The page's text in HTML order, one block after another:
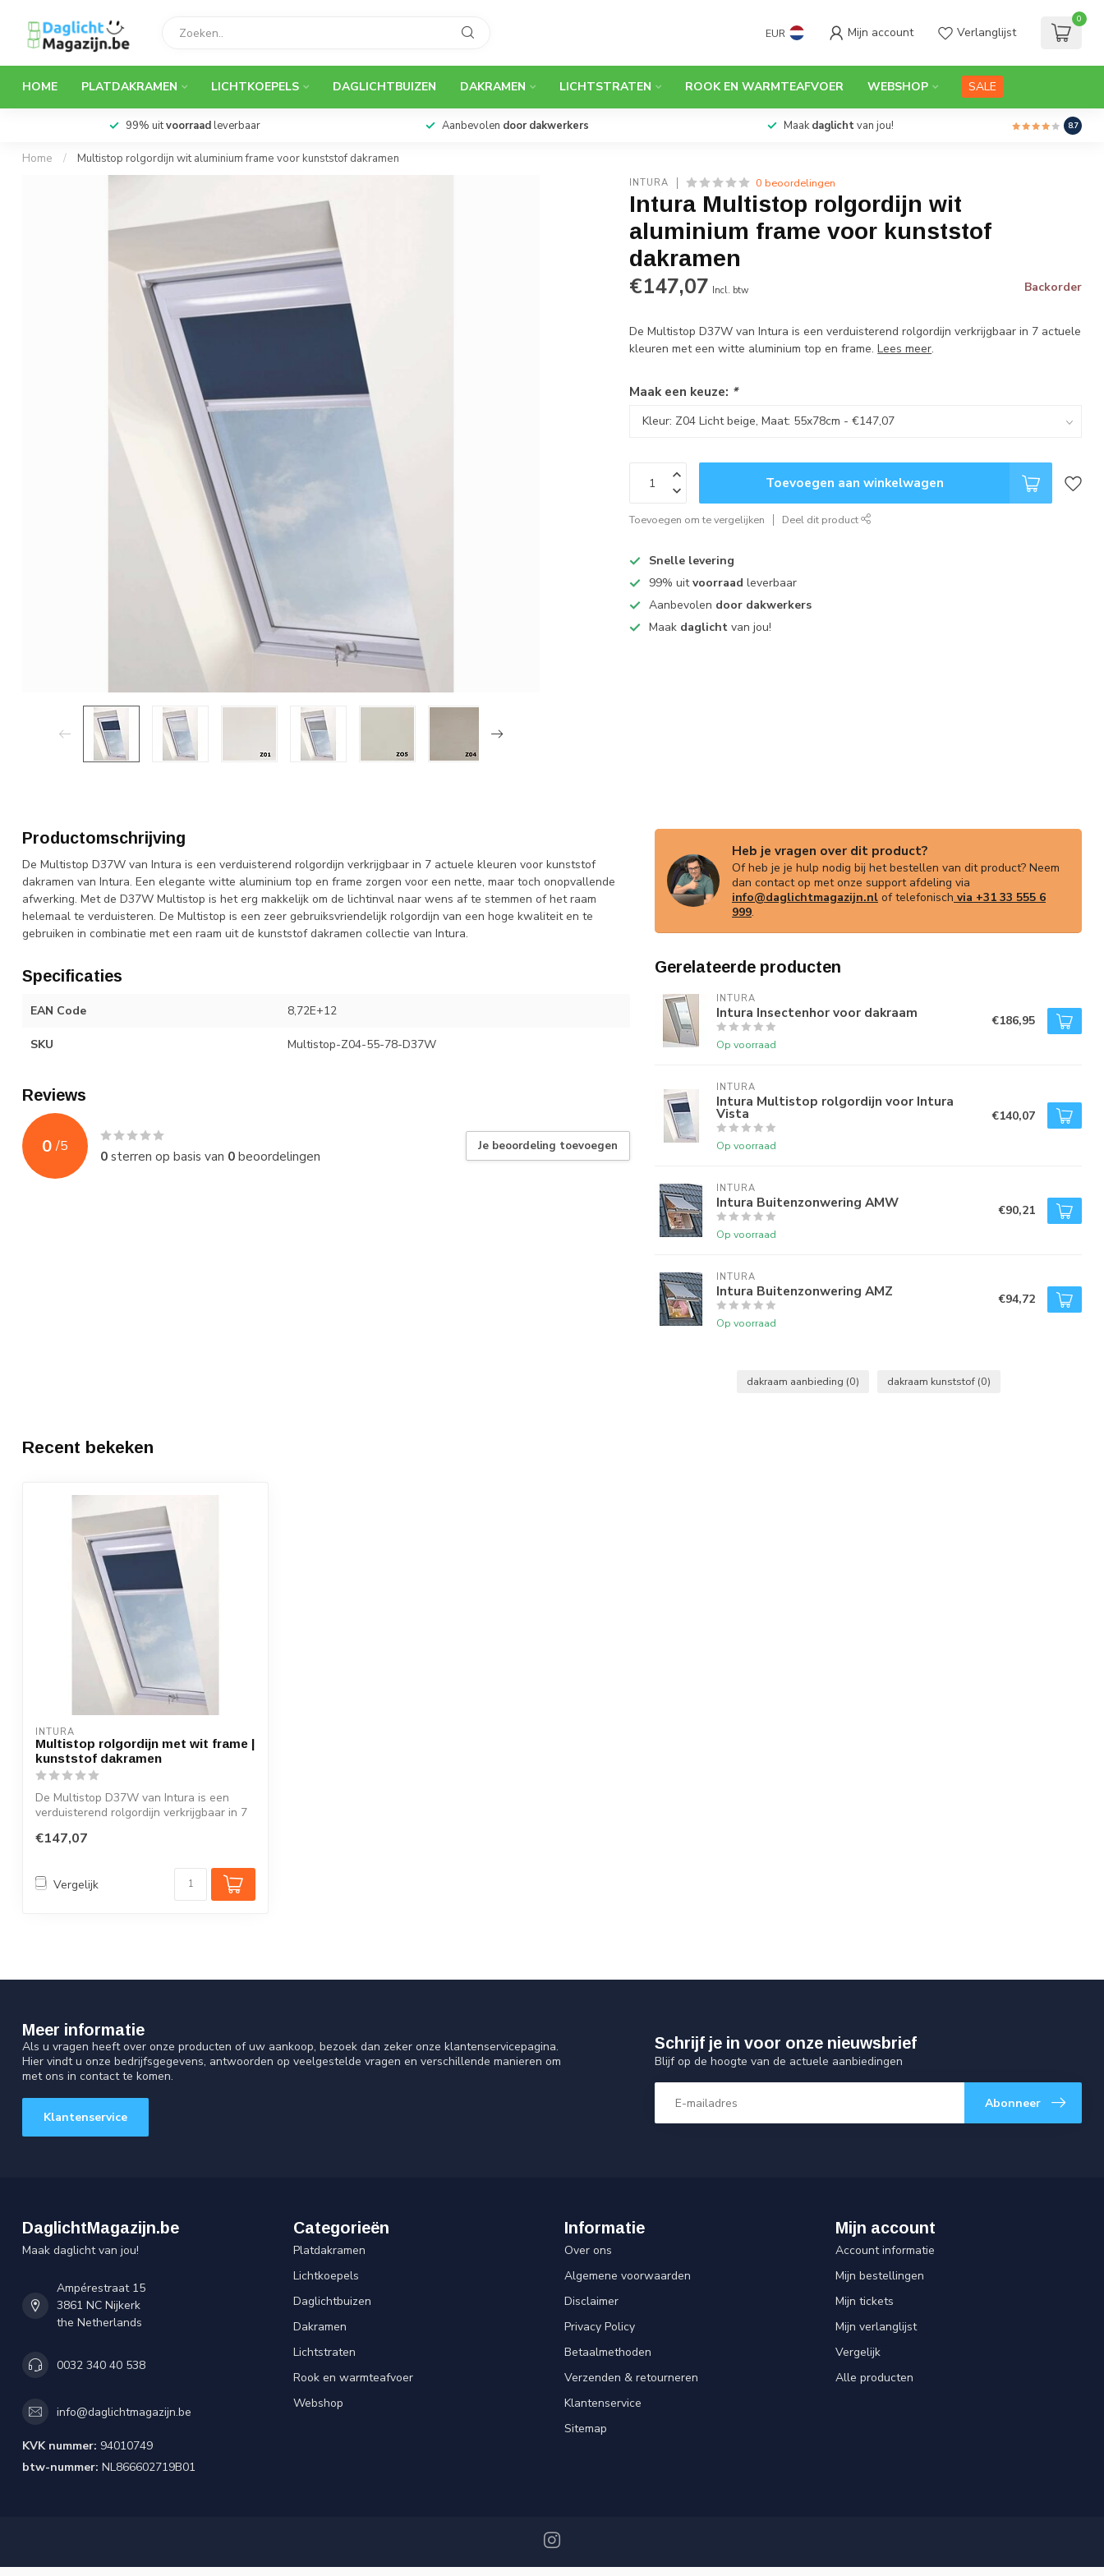
EUR Mijn account Verlanglijst
0
HOME PLATDAKRAMEN LICHTKOEPELS DAGLICHTBUIZEN DAKRAMEN LICHTSTRATEN ROOK EN WARMTEAFVOER WEBSHOP SALE
Snelle levering voorraadleverbaar door dakwerkers Maak 8.7
Home / Multistop rolgordijn wit aluminium frame voor kunststof dakramen
INTURA 0 beoordelingen
Intura Multistop rolgordijn wit
aluminium frame voor kunststof
dakramen
€147,07 Incl. btw Backorder
De Multistop D37W van Intura is een verduisterend rolgordijn verkrijgbaar in 7 actuele
kleuren met een witte aluminium top en frame.Lees meer.
Maak een keuze: *
Toevoegen aan winkelwagen
Toevoegen om te vergelijken Deel dit product
Snelle levering
99% uitvoorraad leverbaar
Aanbevolen door dakwerkers
Maak daglicht van jou!
Productomschrijving
De Multistop D37W van Intura is een verduisterend rolgordijn verkrijgbaar in 7 actuele kleuren voor kunststof
dakramen van Intura. Een elegante witte aluminium top en frame zorgen voor een nette, maar toch onopvallende
afwerking. Met de D37W Multistop is het erg makkelijk om de lichtinval naar wens af te stemmen of het raam
helemaal te verduisteren. De Multistop is een zeer gebruiksvriendelijk rolgordijn van een hoge kwaliteit en te
gebruiken in combinatie met een raam uit de kunststof dakramen collectie van Intura.
Specificaties
EAN Code 8,72E+12
SKU Multistop-Z04-55-78-D37W
Reviews
0 /5
0sterren op basis van 0beoordelingen
Je beoordeling toevoegen
Heb je vragen over dit product?
Of heb je je hulp nodig bij het bestellen van dit product? Neem
dan contact op met onze support afdeling via
info@daglichtmagazijn.nl of telefonisch via +31 33 555 6
999.
Gerelateerde producten
INTURA
Intura Insectenhor voor dakraam
Op voorraad
€186,95
INTURA
Intura Multistop rolgordijn voor Intura
Vista
Op voorraad
€140,07
INTURA
Intura Buitenzonwering AMW
Op voorraad
€90,21
INTURA
Intura Buitenzonwering AMZ
Op voorraad
€94,72
dakraam aanbieding (0) dakraam kunststof (0)
Recent bekeken
INTURA
Multistop rolgordijn met wit frame |
kunststof dakramen
De Multistop D37W van Intura is een
verduisterend rolgordijn verkrijgbaar in 7
€147,07
Vergelijk
Meer informatie
Als u vragen heeft over onze producten of uw aankoop, bezoek dan zeker onze klantenservicepagina.
Hier vindt u onze bedrijfsgegevens, antwoorden op veelgestelde vragen en verschillende manieren om
met ons in contact te komen.
Klantenservice
Schrijf je in voor onze nieuwsbrief
Blijf op de hoogte van de actuele aanbiedingen
Abonneer
DaglichtMagazijn.be
Maak daglicht van jou!
Ampérestraat 15
3861 NC Nijkerk
the Netherlands
0032 340 40 538
info@daglichtmagazijn.be
KVK nummer: 94010749
btw-nummer: NL866602719B01
Categorieën
Platdakramen
Lichtkoepels
Daglichtbuizen
Dakramen
Lichtstraten
Rook en warmteafvoer
Webshop
Informatie
Over ons
Algemene voorwaarden
Disclaimer
Privacy Policy
Betaalmethoden
Verzenden & retourneren
Klantenservice
Sitemap
Mijn account
Account informatie
Mijn bestellingen
Mijn tickets
Mijn verlanglijst
Vergelijk
Alle producten